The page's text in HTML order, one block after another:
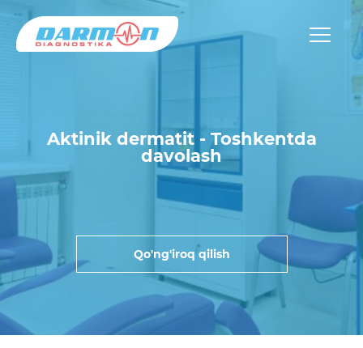
Aktinik dermatit - Toshkentda
davolash
Qo'ng'iroq qilish